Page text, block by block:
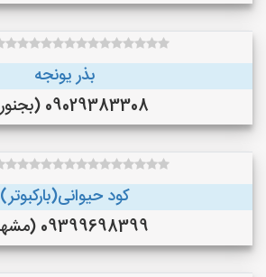
بذر یونجه
09029383308 (بجنورد )
کود حیوانی(بارکبوتر)
09399698399 (مشهد )